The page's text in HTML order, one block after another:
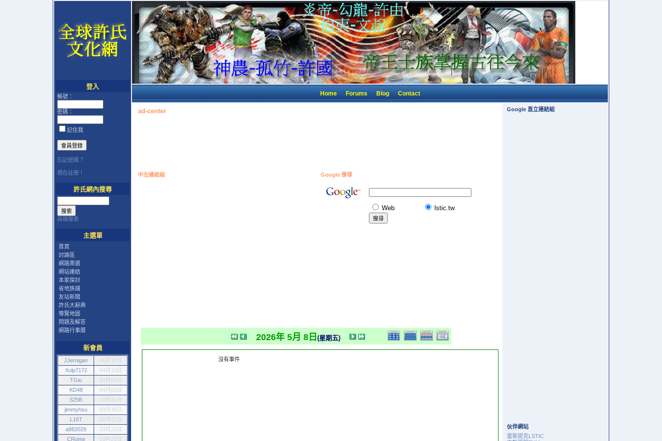
登入
帳號：
密碼：
記住我
忘記密碼？
現在註冊！
許氏網內搜尋
高級搜索
主選單
首頁
討論區
網路票選
網站連結
本家探討
省地族譜
友站新聞
許氏大辭典
導覽地圖
問題及解答
網路行事曆
新會員
JJernigan
04月10日
Xulp7172
04月10日
TGiu
04月04日
KD48
04月03日
S25B
03月31日
jimmyhsu
03月30日
L16T
03月27日
a882029
03月23日
CRome
03月21日
Home Forums Blog Contact
ad-center
中左連結組 Google 搜尋
Web lstic.tw
2026年 5月 8日 (星期五)
沒有事件
Google 直立連結組
伙伴網站
雷斯提克LSTIC